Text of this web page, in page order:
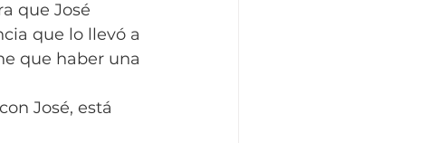
que José
que lo llevó a
que haber una
José, está